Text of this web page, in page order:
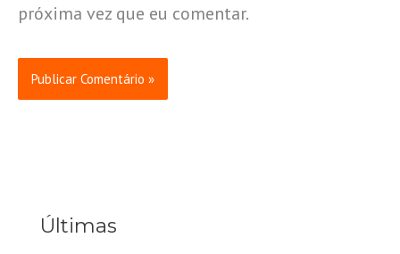
próxima vez que eu comentar.
Últimas